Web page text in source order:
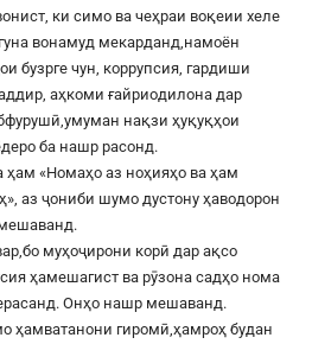
ки симо ва чеҳраи воқеии хеле
вонамуд мекарданд,намоён
бузрге чун, коррупсия, гардиши
аҳкоми ғайриодилона дар
нақзи ҳуқуқҳои
ба нашр расонд.
«Номаҳо аз ноҳияҳо ва ҳам
аз ҷониби шумо дустону ҳаводорон
муҳоҷирони корӣ дар ақсо
ҳамешагист ва рӯзона садҳо нома
Онҳо нашр мешаванд.
ҳамватанони гиромӣ,ҳамроҳ будан